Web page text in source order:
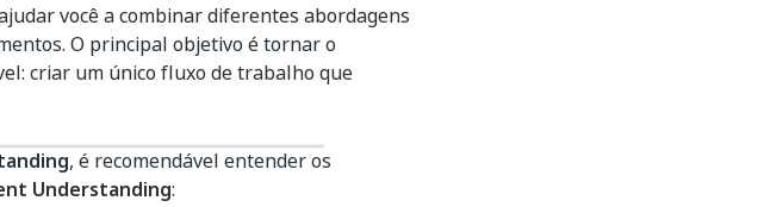
você a combinar diferentes abordagens
O principal objetivo é tornar o
criar um único fluxo de trabalho que
, é recomendável entender os
Understanding: